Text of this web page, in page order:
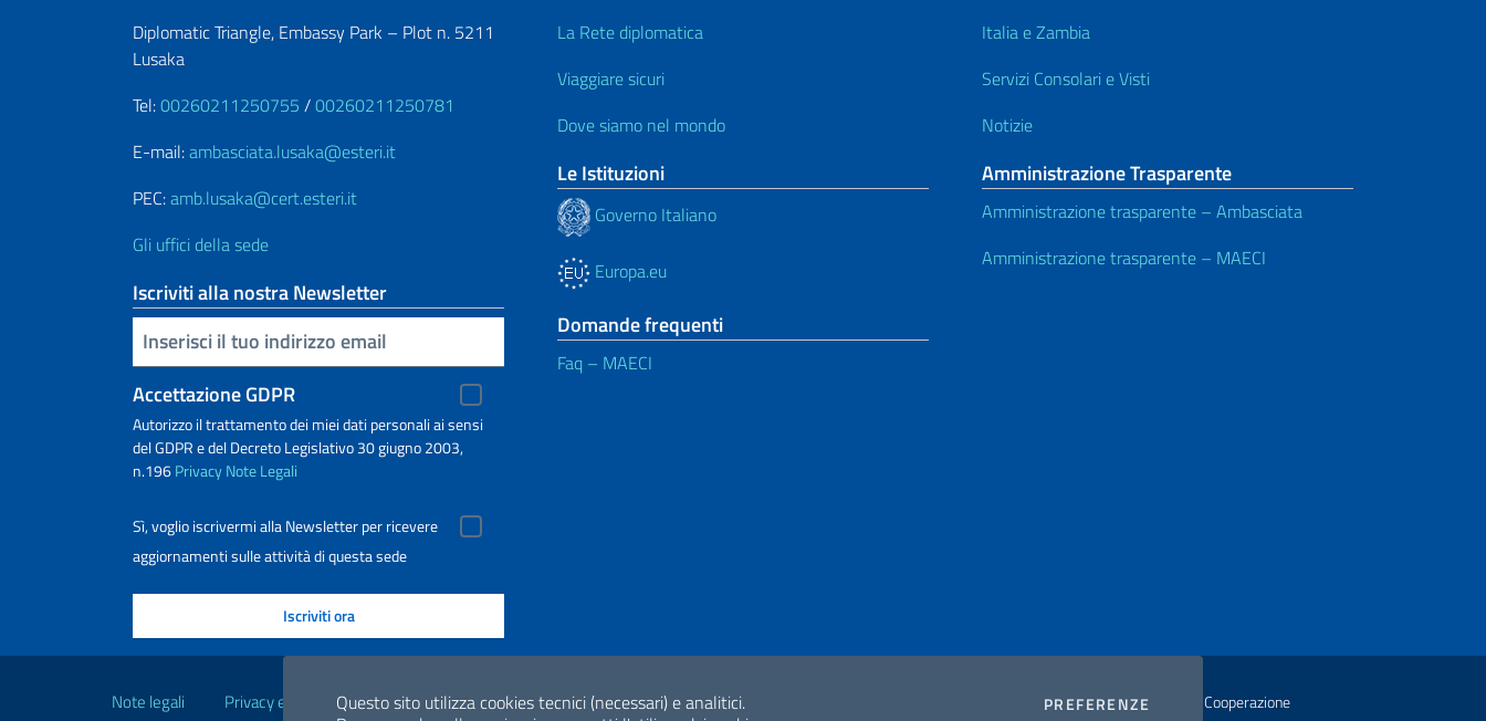
Questo sito utilizza cookies tecnici (necessari) e analitici.
PREFERENZE COOKIES
Diplomatic Triangle, Embassy Park – Plot n. 5211
Lusaka
Tel:00260211250755 /00260211250781
E-mail:ambasciata.lusaka@esteri.it
PEC:amb.lusaka@cert.esteri.it
Gli uffici della sede
Iscriviti alla nostra Newsletter
Inserisci la tua email
Accettazione GDPR
Autorizzo il trattamento dei miei dati personali ai sensi
del GDPR e del Decreto Legislativo 30 giugno 2003,
n.196PrivacyNote Legali
Sì, voglio iscrivermi alla Newsletter per ricevere
aggiornamenti sulle attività di questa sede
La Rete diplomatica
Viaggiare sicuri
Dove siamo nel mondo
Le Istituzioni
Governo Italiano
Europa.eu
Domande frequenti
Faq – MAECI
Italia e Zambia
Servizi Consolari e Visti
Notizie
Amministrazione Trasparente
Amministrazione trasparente – Ambasciata
Amministrazione trasparente – MAECI
Note legali Privacy e cookie policy Dichiarazione di accessibilità
2026 Copyright Ministero degli Affari Esteri e della Cooperazione